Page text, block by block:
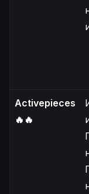
Activepieces
🔥🔥